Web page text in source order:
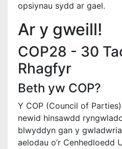
opsiynau sydd ar gael.
Ar y gweill!
COP28 - 30
Rhagfyr
Beth yw COP?
Y COP (Council of
newid hinsawdd
blwyddyn gan y
aelodau o’r Cenhedloedd